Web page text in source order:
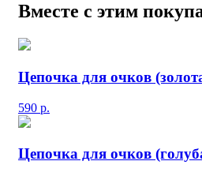
Вместе с этим
Цепочка для очков
590 р.
Цепочка для очков